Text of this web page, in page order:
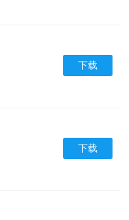
下载
下载